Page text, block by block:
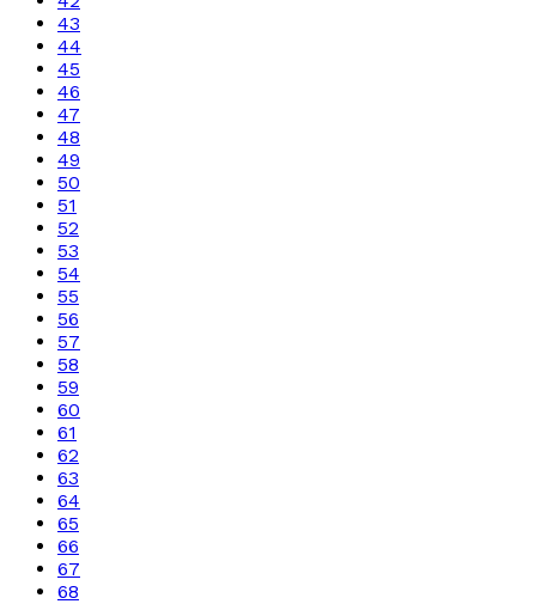
43
44
45
46
47
48
49
50
51
52
53
54
55
56
57
58
59
60
61
62
63
64
65
66
67
68